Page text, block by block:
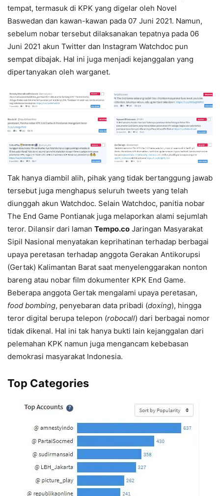
tempat, termasuk di KPK yang digelar oleh Novel
Baswedan dan kawan-kawan pada 07 Juni 2021. Namun,
sebelum nobar tersebut dilaksanakan tepatnya pada 06
Juni 2021 akun Twitter dan Instagram Watchdoc pun
sempat dibajak. Hal ini juga menjadi kejanggalan yang
dipertanyakan oleh warganet.
Tak hanya diambil alih, pihak yang tidak bertanggung jawab
tersebut juga menghapus seluruh tweets yang telah
diunggah akun Watchdoc. Selain Watchdoc, panitia nobar
The End Game Pontianak juga melaporkan alami sejumlah
teror. Dilansir dari laman Tempo.co Jaringan Masyarakat
Sipil Nasional menyatakan keprihatinan terhadap berbagai
upaya peretasan terhadap anggota Gerakan Antikorupsi
(Gertak) Kalimantan Barat saat menyelenggarakan nonton
bareng atau nobar film dokumenter KPK End Game.
Beberapa anggota Gertak mengalami upaya peretasan,
food bombing, penyebaran data pribadi (doxing), hingga
teror digital berupa telepon (robocall) dari berbagai nomor
tidak dikenal. Hal ini tak hanya bukti lain kejanggalan dari
pelemahan KPK namun juga mengancam kebebasan
demokrasi masyarakat Indonesia.
Top Categories